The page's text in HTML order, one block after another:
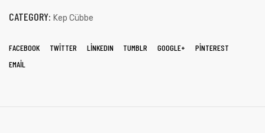
CATEGORY: Kep Cübbe
FACEBOOK TWITTER LINKEDIN TUMBLR GOOGLE+
PINTEREST
EMAIL